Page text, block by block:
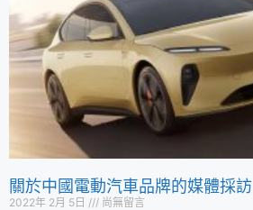
關於中國電動汽車品牌的媒體採訪
2022年 2月 5日 尚無留言